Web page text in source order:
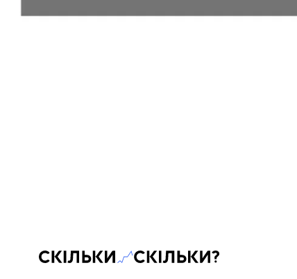
Скільки-скільки? — Медіа про суспільні дані